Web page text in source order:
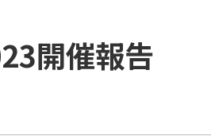
開催報告